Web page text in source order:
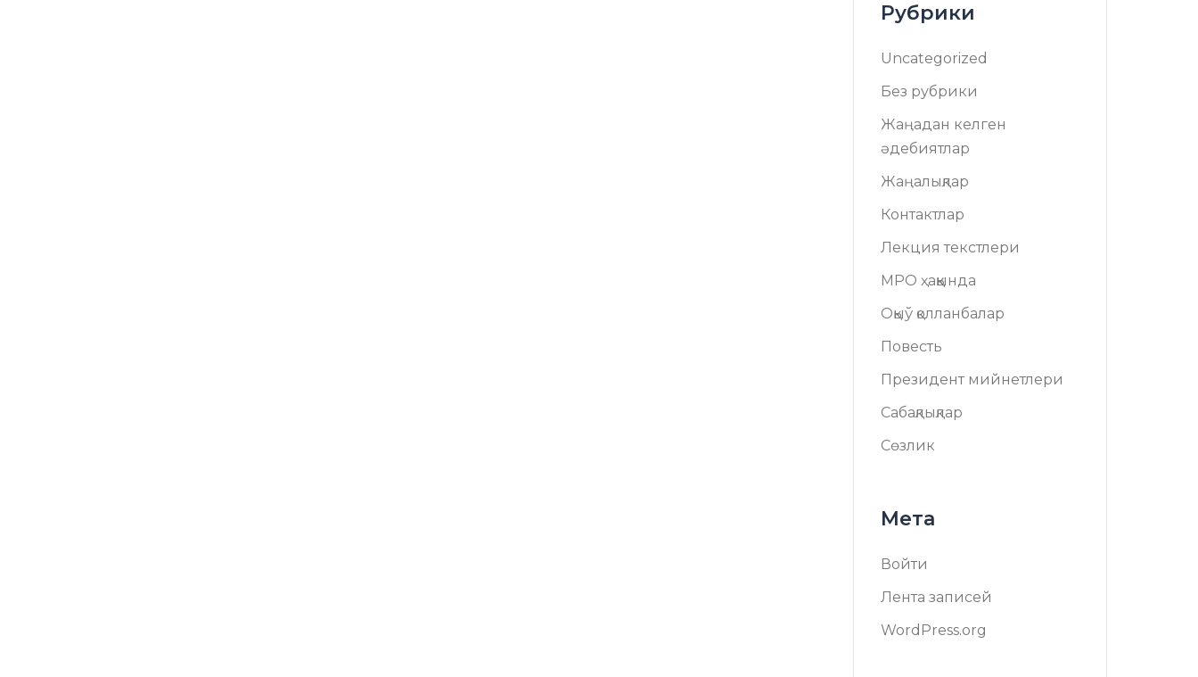
Рубрики
Uncategorized
Без рубрики
Жаңадан келген
әдебиятлар
Жаңалықлар
Контактлар
Лекция текстлери
МРО ҳаққында
Оқыў қолланбалар
Повесть
Президент мийнетлери
Сабақлықлар
Сөзлик
Мета
Войти
Лента записей
WordPress.org